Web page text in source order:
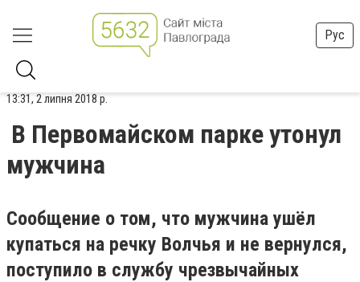
Рус
13:31, 2 липня 2018 р.
В Первомайском парке утонул
мужчина
Сообщение о том, что мужчина ушёл
купаться на речку Волчья и не вернулся,
поступило в службу чрезвычайных